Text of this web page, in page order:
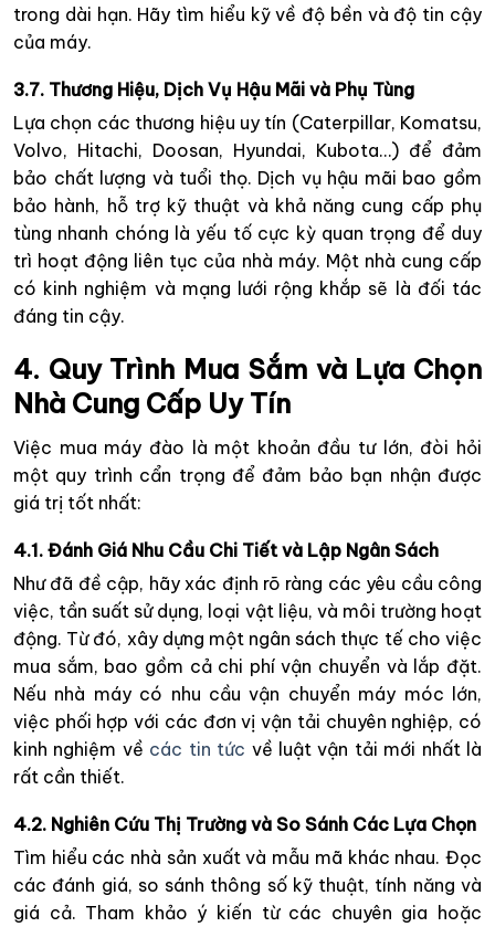
trong dài hạn. Hãy tìm hiểu kỹ về độ bền và độ tin cậy
của máy.
3.7. Thương Hiệu, Dịch Vụ Hậu Mãi và Phụ Tùng
Lựa chọn các thương hiệu uy tín (Caterpillar, Komatsu,
Volvo, Hitachi, Doosan, Hyundai, Kubota…) để đảm
bảo chất lượng và tuổi thọ. Dịch vụ hậu mãi bao gồm
bảo hành, hỗ trợ kỹ thuật và khả năng cung cấp phụ
tùng nhanh chóng là yếu tố cực kỳ quan trọng để duy
trì hoạt động liên tục của nhà máy. Một nhà cung cấp
có kinh nghiệm và mạng lưới rộng khắp sẽ là đối tác
đáng tin cậy.
4. Quy Trình Mua Sắm và Lựa Chọn
Nhà Cung Cấp Uy Tín
Việc mua máy đào là một khoản đầu tư lớn, đòi hỏi
một quy trình cẩn trọng để đảm bảo bạn nhận được
giá trị tốt nhất:
4.1. Đánh Giá Nhu Cầu Chi Tiết và Lập Ngân Sách
Như đã đề cập, hãy xác định rõ ràng các yêu cầu công
việc, tần suất sử dụng, loại vật liệu, và môi trường hoạt
động. Từ đó, xây dựng một ngân sách thực tế cho việc
mua sắm, bao gồm cả chi phí vận chuyển và lắp đặt.
Nếu nhà máy có nhu cầu vận chuyển máy móc lớn,
việc phối hợp với các đơn vị vận tải chuyên nghiệp, có
kinh nghiệm về các tin tức về luật vận tải mới nhất là
rất cần thiết.
4.2. Nghiên Cứu Thị Trường và So Sánh Các Lựa Chọn
Tìm hiểu các nhà sản xuất và mẫu mã khác nhau. Đọc
các đánh giá, so sánh thông số kỹ thuật, tính năng và
giá cả. Tham khảo ý kiến từ các chuyên gia hoặc